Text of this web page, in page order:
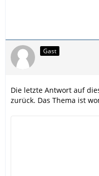
Gast
Die letzte Antwort auf
zurück. Das Thema ist